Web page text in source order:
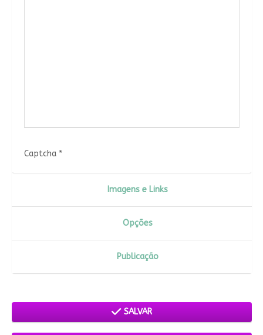
Captcha*
Imagens e Links
Opções
Publicação
SALVAR